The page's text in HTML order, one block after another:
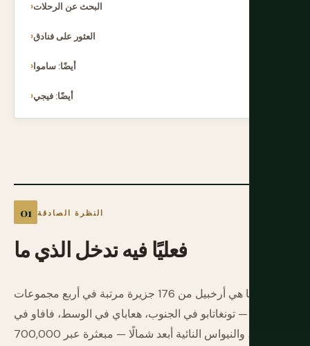
النظرة الصادقة
ماالذي تدخلفيه فعليًا
تونغا هي أرخبيل من 176 جزيرة مرتبة في أربع مجموعات
رئيسية — تونغاتابو في الجنوب، هعاباي في الوسط، فافاو في
الشمال، والنيواس النائية أبعد شمالًا — مبعثرة عبر 700,000
البحث عن الرحلات
العثور على فنادق
أيضًا: ساموا
أيضًا: فيجي